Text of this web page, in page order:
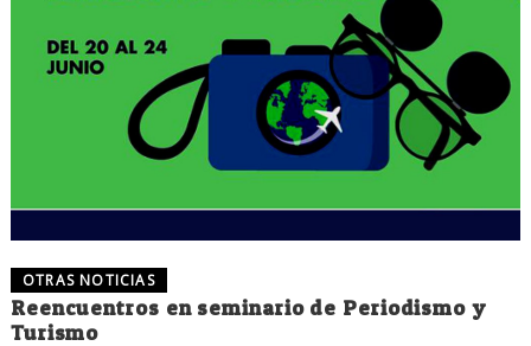
OTRAS NOTICIAS
Reencuentros en seminario de Periodismo y
Turismo